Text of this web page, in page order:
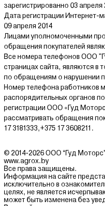
зарегистрированно 03 апреля
Дата регистрации Интернет-
09 апреля 2014
Лицами уполномоченными
обращения покупателей
Все номера телефонов ООО
страницах сайта, являются в
по обращениям о нарушении
Номер телефона работников
распорядительных органов
регистрации ООО «Гуд
рассматривать обращения
17 3181333,+375 17 3608211.
© 2014-2026 ООО “Гуд Моторс”
www.agrox.by
Все права защищены.
Информация на сайте
исключительно в
целях, не является
может быть изменена без